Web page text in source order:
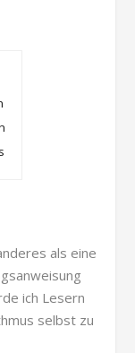
als eine
ich Lesern
selbst zu